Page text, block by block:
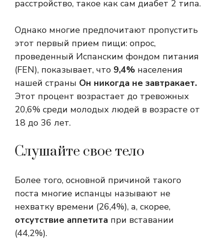
расстройство, такое как сам диабет 2 типа.
Однако многие предпочитают пропустить
этот первый прием пищи: опрос,
проведенный Испанским фондом питания
(FEN), показывает, что 9,4% населения
нашей страны Он никогда не завтракает.
Этот процент возрастает до тревожных
20,6% среди молодых людей в возрасте от
18 до 36 лет.
Слушайте свое тело
Более того, основной причиной такого
поста многие испанцы называют не
нехватку времени (26,4%), а, скорее,
отсутствие аппетита при вставании
(44,2%).